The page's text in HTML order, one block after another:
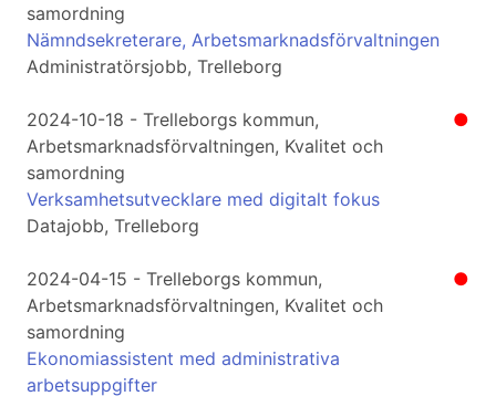
samordning
Nämndsekreterare, Arbetsmarknadsförvaltningen
Administratörsjobb, Trelleborg
●
2024-10-18 - Trelleborgs kommun,
Arbetsmarknadsförvaltningen, Kvalitet och
samordning
Verksamhetsutvecklare med digitalt fokus
Datajobb, Trelleborg
●
2024-04-15 - Trelleborgs kommun,
Arbetsmarknadsförvaltningen, Kvalitet och
samordning
Ekonomiassistent med administrativa
arbetsuppgifter